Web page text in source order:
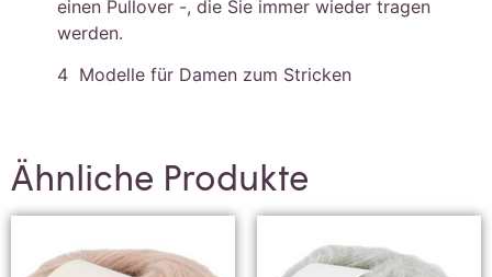
einen Pullover -, die Sie immer wieder tragen
werden.
4 Modelle für Damen zum Stricken
Ähnliche Produkte